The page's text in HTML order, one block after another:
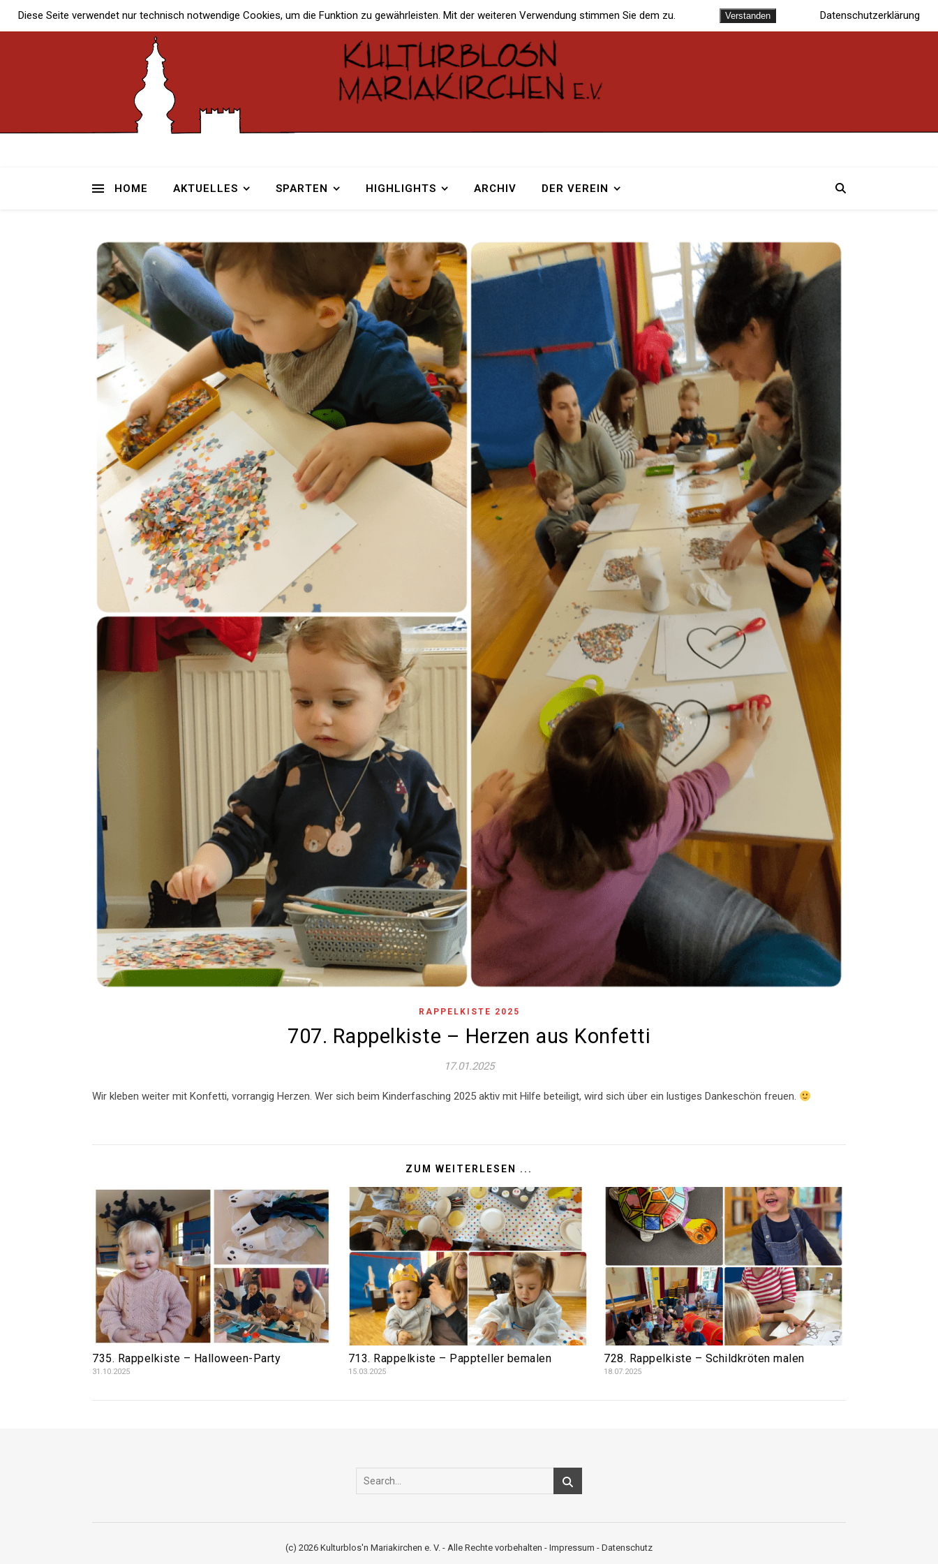
HOME AKTUELLES SPARTEN HIGHLIGHTS ARCHIV DER VEREIN
RAPPELKISTE 2025
707. Rappelkiste – Herzen aus Konfetti
17.01.2025
Wir kleben weiter mit Konfetti, vorrangig Herzen. Wer sich beim Kinderfasching 2025 aktiv mit Hilfe beteiligt, wird sich über ein lustiges Dankeschön freuen.
ZUM WEITERLESEN ...
735. Rappelkiste – Halloween-Party
31.10.2025
713. Rappelkiste – Pappteller bemalen
15.03.2025
728. Rappelkiste – Schildkröten malen
18.07.2025
(c) 2026 Kulturblos'n Mariakirchen e. V. - Alle Rechte vorbehalten - Impressum - Datenschutz
Diese Seite verwendet nur technisch notwendige Cookies, um die Funktion zu gewährleisten. Mit der weiteren Verwendung stimmen Sie dem zu. Verstanden Datenschutzerklärung